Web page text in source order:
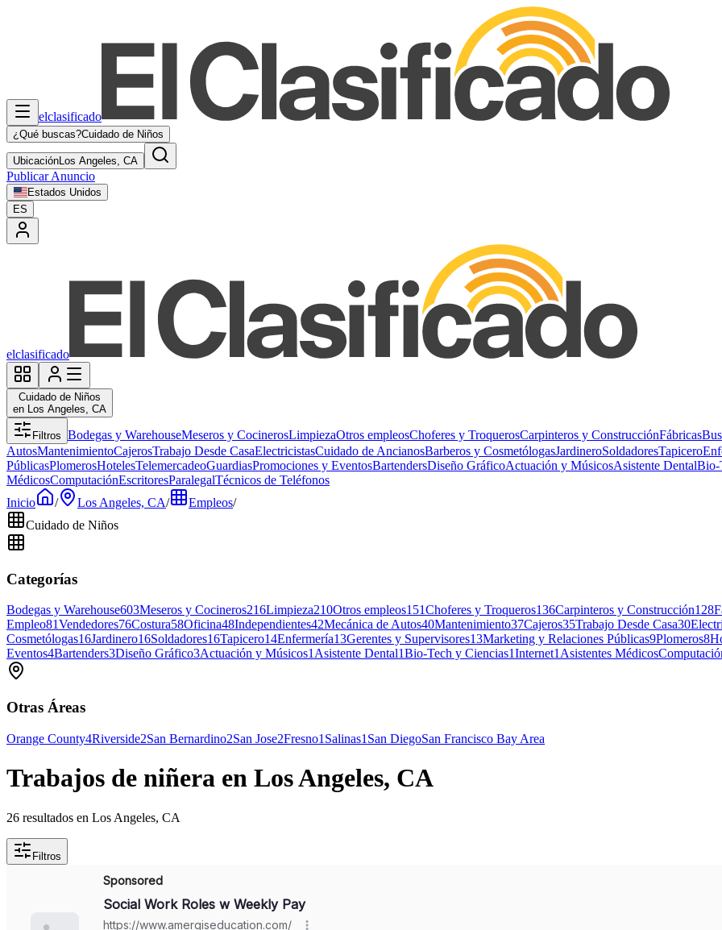
elclasificado
¿Qué buscas?Cuidado de Niños
UbicaciónLos Angeles, CA
Publicar Anuncio
Estados Unidos
ES
elclasificado
Cuidado de Niños
en Los Angeles, CA
Filtros Bodegas y WarehouseMeseros y CocinerosLimpiezaOtros empleosChoferes y TroquerosCarpinteros y ConstrucciónFábricas
AutosMantenimientoCajerosTrabajo Desde CasaElectricistasCuidado de AncianosBarberos y CosmetólogasJardineroSoldadoresTapicero
PúblicasPlomerosHotelesTelemercadeoGuardiasPromociones y EventosBartendersDiseño GráficoActuación y MúsicosAsistente DentalBio-
MédicosComputaciónEscritoresParalegalTécnicos de Teléfonos
Inicio
/ Los Angeles, CA/ Empleos/
Cuidado de Niños
Categorías
Bodegas y Warehouse603Meseros y Cocineros216Limpieza210Otros empleos151Choferes y Troqueros136Carpinteros y Construcción128
Empleo81Vendedores76Costura58Oficina48Independientes42Mecánica de Autos40Mantenimiento37Cajeros35Trabajo Desde Casa30
Cosmetólogas16Jardinero16Soldadores16Tapicero14Enfermería13Gerentes y Supervisores13Marketing y Relaciones Públicas9Plomeros8
Eventos4Bartenders3Diseño Gráfico3Actuación y Músicos1Asistente Dental1Bio-Tech y Ciencias1Internet1Asistentes Médicos
Otras Áreas
Orange County4Riverside2San Bernardino2San Jose2Fresno1 Salinas1 San DiegoSan Francisco Bay Area
Trabajos de niñera en Los Angeles, CA
26 resultados en Los Angeles, CA
Filtros